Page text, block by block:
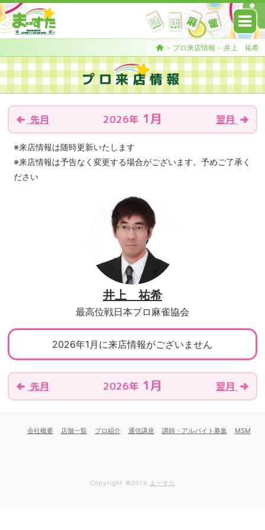
> プロ来店情報 > 井上 祐希
プロ来店情報
先月 2026年 1月 翌月
※来店情報は随時更新いたします
※来店情報は予告なく変更する場合がございます。予めご了承く
ださい
井上 祐希
最高位戦日本プロ麻雀協会
2026年1月に来店情報がございません
先月 2026年 1月 翌月
会社概要 店舗一覧 プロ紹介 通信講座 講師・アルバイト募集 MSM
Copyright ©2019 まーすた